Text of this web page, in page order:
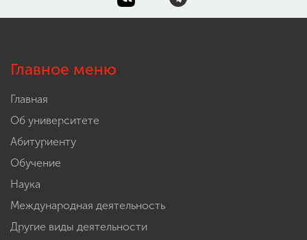
Главное меню
Главная
Об университете
Абитуриенту
Обучение
Наука
Международная деятельность
Другие виды деятельности